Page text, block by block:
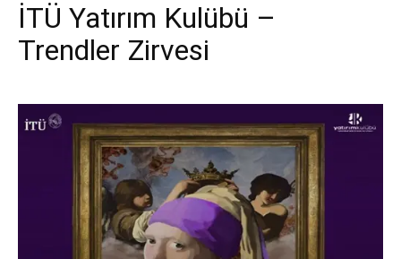
İTÜ Yatırım Kulübü –
Trendler Zirvesi